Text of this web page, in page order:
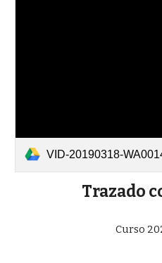
VID-20190318-
Trazado
Curso